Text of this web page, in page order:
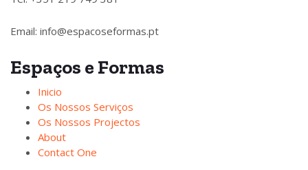
Email: info@espacoseformas.pt
Espaços e Formas
Inicio
Os Nossos Serviços
Os Nossos Projectos
About
Contact One